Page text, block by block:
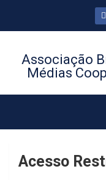
Associação
Médias
Acesso